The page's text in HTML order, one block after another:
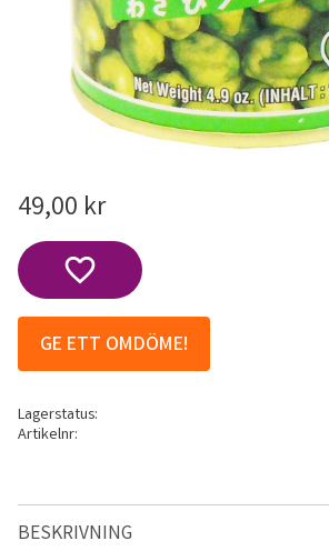
49,00 kr
Lägg till i favoriter
Lagerstatus
Artikelnr
GE ETT OMDÖME!
BESKRIVNING